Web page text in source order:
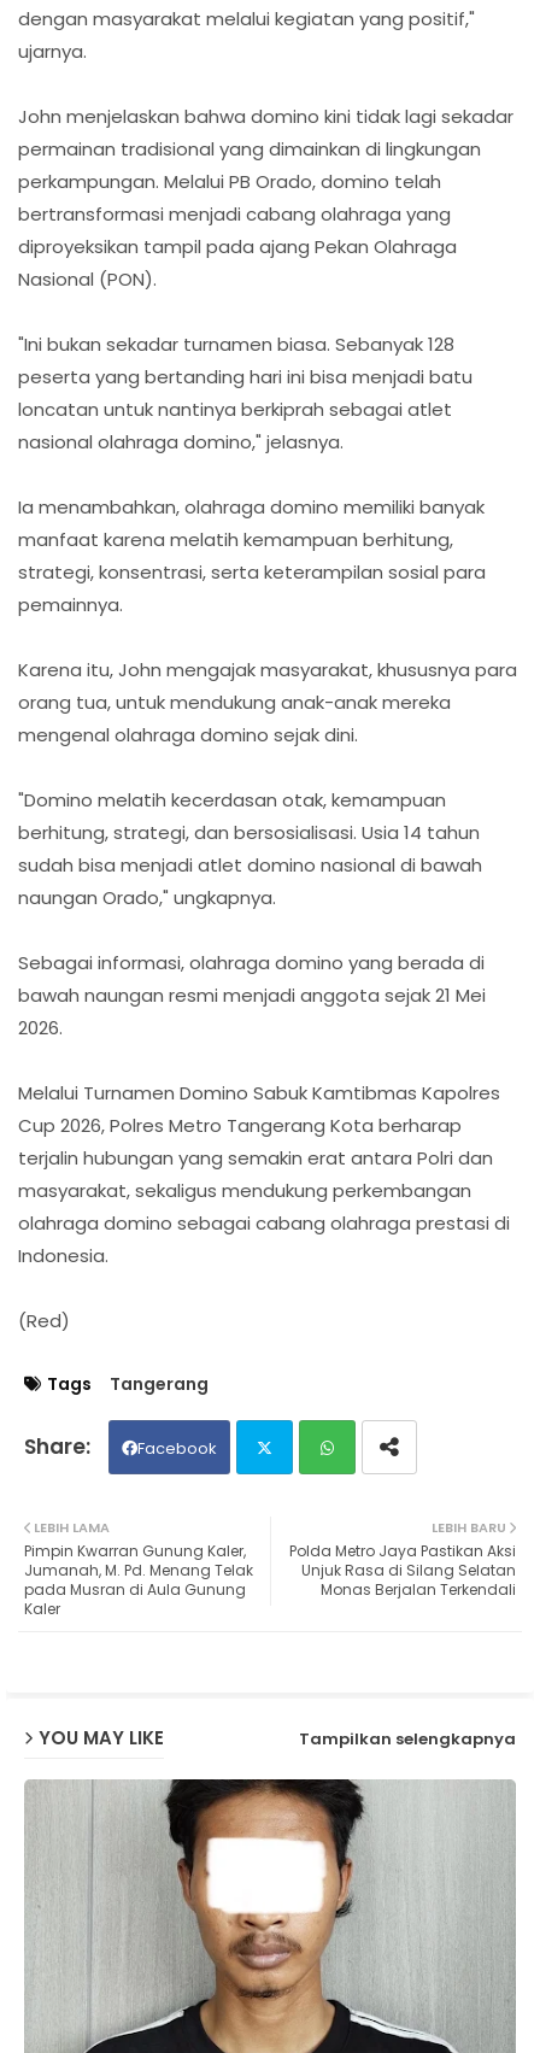
dengan masyarakat melalui kegiatan yang positif,"
ujarnya.
John menjelaskan bahwa domino kini tidak lagi sekadar
permainan tradisional yang dimainkan di lingkungan
perkampungan. Melalui PB Orado, domino telah
bertransformasi menjadi cabang olahraga yang
diproyeksikan tampil pada ajang Pekan Olahraga
Nasional (PON).
"Ini bukan sekadar turnamen biasa. Sebanyak 128
peserta yang bertanding hari ini bisa menjadi batu
loncatan untuk nantinya berkiprah sebagai atlet
nasional olahraga domino," jelasnya.
Ia menambahkan, olahraga domino memiliki banyak
manfaat karena melatih kemampuan berhitung,
strategi, konsentrasi, serta keterampilan sosial para
pemainnya.
Karena itu, John mengajak masyarakat, khususnya para
orang tua, untuk mendukung anak-anak mereka
mengenal olahraga domino sejak dini.
"Domino melatih kecerdasan otak, kemampuan
berhitung, strategi, dan bersosialisasi. Usia 14 tahun
sudah bisa menjadi atlet domino nasional di bawah
naungan Orado," ungkapnya.
Sebagai informasi, olahraga domino yang berada di
bawah naungan resmi menjadi anggota sejak 21 Mei
2026.
Melalui Turnamen Domino Sabuk Kamtibmas Kapolres
Cup 2026, Polres Metro Tangerang Kota berharap
terjalin hubungan yang semakin erat antara Polri dan
masyarakat, sekaligus mendukung perkembangan
olahraga domino sebagai cabang olahraga prestasi di
Indonesia.
(Red)
Tags Tangerang
Facebook
ats
LEBIH BARU
Polda Metro Jaya Pastikan Aksi
Unjuk Rasa di Silang Selatan
Monas Berjalan Terkendali
LEBIH LAMA
Pimpin Kwarran Gunung Kaler,
Jumanah, M. Pd. Menang Telak
pada Musran di Aula Gunung
Kaler
YOU MAY LIKE Tampilkan selengkapnya